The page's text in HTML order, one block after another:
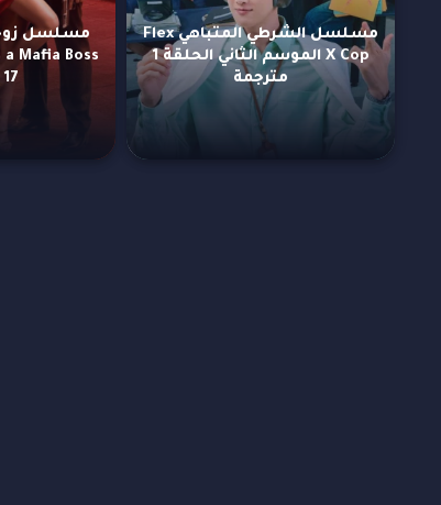
مسلسل الشرطي المتباهي Flex
X Cop الموسم الثاني الحلقة 1
مترجمة
17 مترجمة